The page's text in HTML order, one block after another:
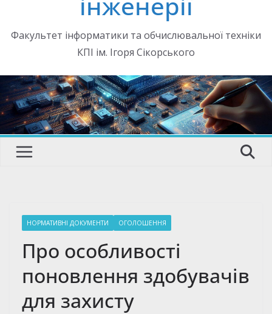
Факультет інформатики та обчислювальної техніки
КПІ ім. Ігоря Сікорського
НОРМАТИВНІ ДОКУМЕНТИ ОГОЛОШЕННЯ
Про особливості
поновлення здобувачів
для захисту